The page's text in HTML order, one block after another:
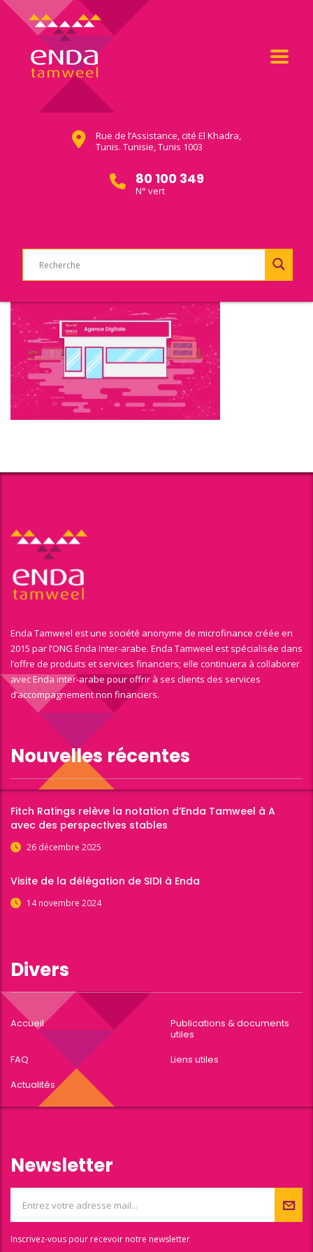
Rue de l’Assistance, cité El Khadra,
Tunis. Tunisie, Tunis 1003
80 100 349
N° vert
Enda Tamweel est une société anonyme de microfinance créée en
2015 par l’ONG Enda Inter-arabe. Enda Tamweel est spécialisée dans
l’offre de produits et services financiers; elle continuera à collaborer
avec Enda inter-arabe pour offrir à ses clients des services
d’accompagnement non financiers.
Nouvelles récentes
Fitch Ratings relève la notation d’Enda Tamweel à A
avec des perspectives stables
26 décembre 2025
Visite de la délégation de SIDI à Enda
14 novembre 2024
Divers
Accueil
Publications & documents
utiles
FAQ
Liens utiles
Actualités
Newsletter
Inscrivez-vous pour recevoir notre newsletter